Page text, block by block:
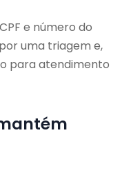
e número do
uma triagem e,
para atendimento